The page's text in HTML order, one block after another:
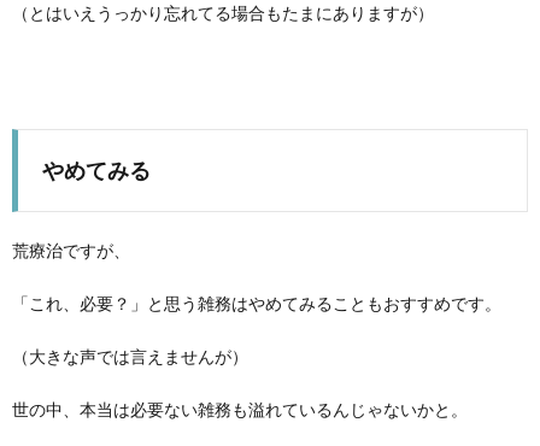
（とはいえうっかり忘れてる場合もたまにありますが）
やめてみる
荒療治ですが、
「これ、必要？」と思う雑務はやめてみることもおすすめです。
（大きな声では言えませんが）
世の中、本当は必要ない雑務も溢れているんじゃないかと。